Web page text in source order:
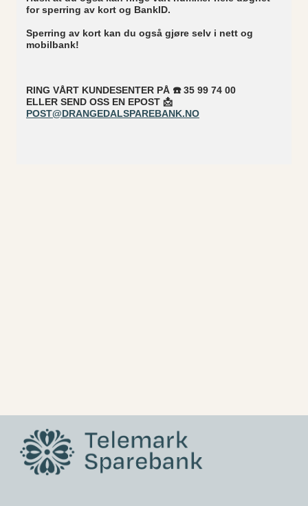
for sperring av kort og BankID.
Sperring av kort kan du også gjøre selv i nett og
mobilbank!
RING VÅRT KUNDESENTER PÅ ☎️ 35 99 74 00
ELLER SEND OSS EN EPOST 📩
POST@DRANGEDALSPAREBANK.NO